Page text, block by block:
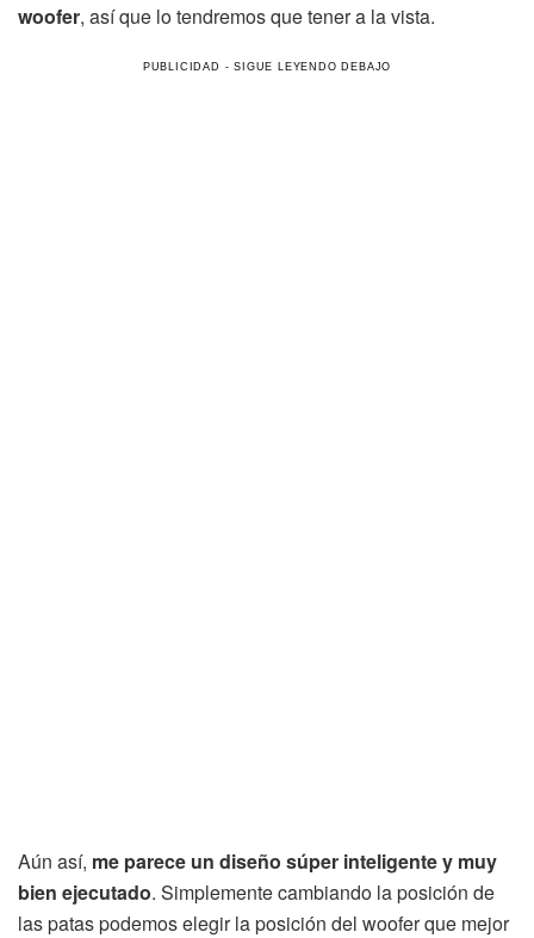
woofer, así que lo tendremos que tener a la vista.
Aún así, me parece un diseño súper inteligente y muy
bien ejecutado. Simplemente cambiando la posición de
las patas podemos elegir la posición del woofer que mejor